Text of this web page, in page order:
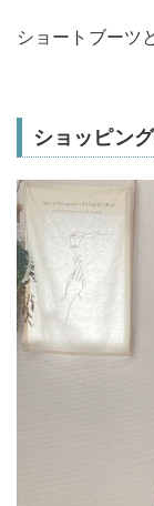
ショートブーツ
ショッピン